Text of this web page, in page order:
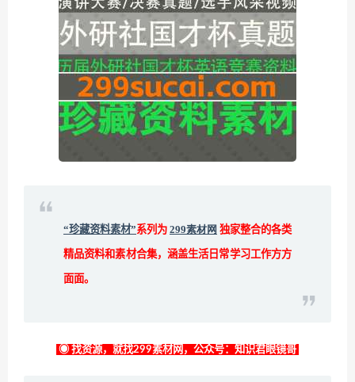
“珍藏资料素材”系列为 299素材网 独家整合的各类
精品资料和素材合集，涵盖生活日常学习工作方方
面面。
◉ 找资源，就找299素材网，公众号：知识君眼镜哥